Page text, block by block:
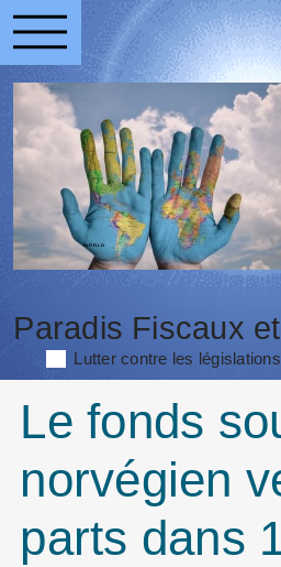
Paradis Fiscaux
Lutter contre les
Le fonds
norvégien
parts dans